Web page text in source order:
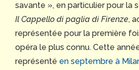
savante », en particulier pour la
Il Cappello di paglia di Firenze,
représentée pour la première
opéra le plus connu. Cette
représenté en septembre à